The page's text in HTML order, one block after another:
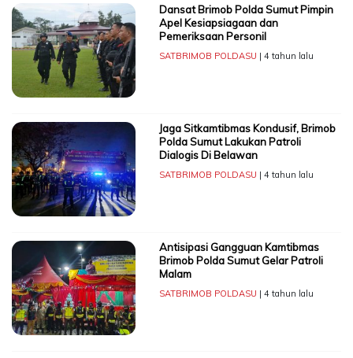
Dansat Brimob Polda Sumut Pimpin
Apel Kesiapsiagaan dan
Pemeriksaan Personil
SATBRIMOB POLDASU | 4 tahun lalu
Jaga Sitkamtibmas Kondusif, Brimob
Polda Sumut Lakukan Patroli
Dialogis Di Belawan
SATBRIMOB POLDASU | 4 tahun lalu
Antisipasi Gangguan Kamtibmas
Brimob Polda Sumut Gelar Patroli
Malam
SATBRIMOB POLDASU | 4 tahun lalu